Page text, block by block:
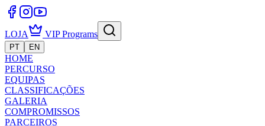
LOJA VIP Programs
PT EN
HOME
PERCURSO
EQUIPAS
CLASSIFICAÇÕES
GALERIA
COMPROMISSOS
PARCEIROS